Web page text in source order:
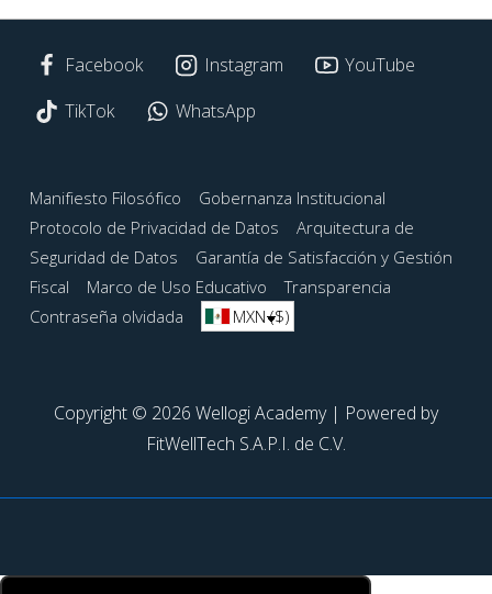
Facebook Instagram
YouTube
TikTok
WhatsApp
Menú
del
pie
de
Manifiesto Filosófico
Gobernanza Institucional
Protocolo de Privacidad de Datos
Arquitectura de
Seguridad de Datos
Garantía de Satisfacción y Gestión
Fiscal
Marco de Uso Educativo
Transparencia
Contraseña olvidada
MXN ($)
Copyright © 2026 Wellogi Academy | Powered by
FitWellTech S.A.P.I. de C.V.